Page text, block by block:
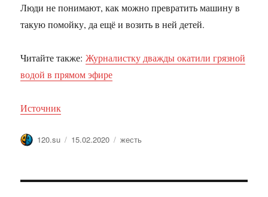
Люди не понимают, как можно превратить машину в
такую помойку, да ещё и возить в ней детей.
Читайте также:Журналистку дважды окатили грязной
водой в прямом эфире
Источник
Автор
120.su Опубликовано
15.02.2020 Метки
жесть